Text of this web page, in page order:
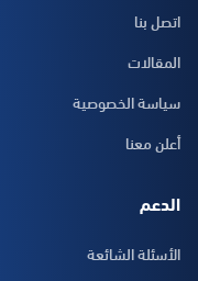
اتصل بنا
المقالات
سياسة الخصوصية
أعلن معنا
الدعم
الأسئلة الشائعة